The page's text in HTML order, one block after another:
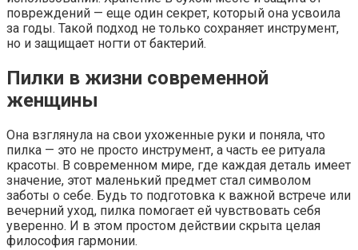
повреждений — еще один секрет, который она усвоила
за годы. Такой подход не только сохраняет инструмент,
но и защищает ногти от бактерий.
Пилки в жизни современной
женщины
Она взглянула на свои ухоженные руки и поняла, что
пилка — это не просто инструмент, а часть ее ритуала
красоты. В современном мире, где каждая деталь имеет
значение, этот маленький предмет стал символом
заботы о себе. Будь то подготовка к важной встрече или
вечерний уход, пилка помогает ей чувствовать себя
уверенно. И в этом простом действии скрыта целая
философия гармонии.